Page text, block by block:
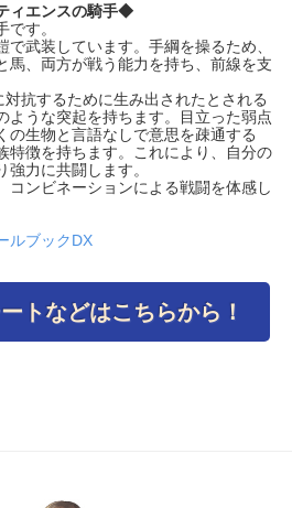
ィエンスの騎手◆
す。
武装しています。手綱を操るため、
馬、両方が戦う能力を持ち、前線を支
対抗するために生み出されたとされる
ような突起を持ちます。目立った弱点
の生物と言語なしで意思を疎通する
特徴を持ちます。これにより、自分の
力に共闘します。
コンビネーションによる戦闘を体感し
ルブックDX
トなどはこちらから！